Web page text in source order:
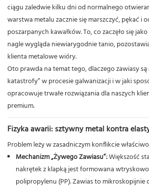
ciągu zaledwie kilku dni od normalnego
warstwa metalu zacznie się marszczyć, pękać i
poszarpanych kawałków. To, co zaczęło się
nagle wygląda niewiarygodnie tanio,
klienta metalowe wióry.
Oto prawda na temat tego, dlaczego zawiasy
katastrofy” w procesie galwanizacji i w jaki
opracowuje trwałe rozwiązania dla naszych
premium.
Fizyka awarii: sztywny metal kontra
Problem leży w zasadniczym konflikcie
Mechanizm „Żywego Zawiasu”:Większość
nakrętek z klapką jest formowana
polipropylenu (PP). Zawias to mikroskopijnie